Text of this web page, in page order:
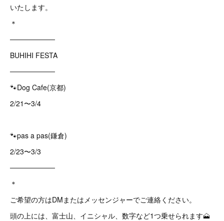
いたします。
＊
─────────
BUHIHI FESTA
─────────
🐾Dog Cafe(京都)
2/21〜3/4
🐾pas a pas(鎌倉)
2/23〜3/3
─────────
＊
ご希望の方はDMまたはメッセンジャーでご連絡ください。
頭の上には、富士山、イニシャル、数字など1つ乗せられます🗻